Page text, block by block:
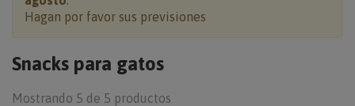
Hagan por favor sus previsiones
Snacks para gatos
Mostrando 5 de 5 productos